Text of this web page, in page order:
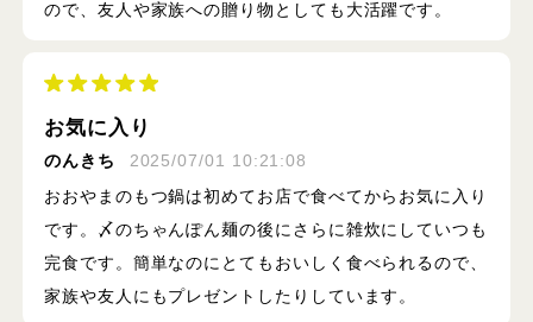
ので、友人や家族への贈り物としても大活躍です。
お気に入り
のんきち
2025/07/01 10:21:08
おおやまのもつ鍋は初めてお店で食べてからお気に入り
です。〆のちゃんぽん麺の後にさらに雑炊にしていつも
完食です。簡単なのにとてもおいしく食べられるので、
家族や友人にもプレゼントしたりしています。